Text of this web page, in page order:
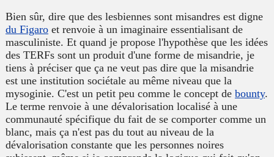
Bien sûr, dire que des lesbiennes sont misandres est digne
du Figaro et renvoie à un imaginaire essentialisant de
masculiniste. Et quand je propose l'hypothèse que les idées
des TERFs sont un produit d'une forme de misandrie, je
tiens à préciser que ça ne veut pas dire que la misandrie
est une institution sociétale au même niveau que la
mysoginie. C'est un petit peu comme le concept de bounty.
Le terme renvoie à une dévalorisation localisé à une
communauté spécifique du fait de se comporter comme un
blanc, mais ça n'est pas du tout au niveau de la
dévalorisation constante que les personnes noires